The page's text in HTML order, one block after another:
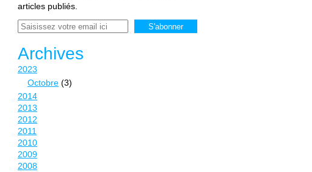
articles publiés.
Email
Archives
2023
Octobre (3)
2014
2013
2012
2011
2010
2009
2008